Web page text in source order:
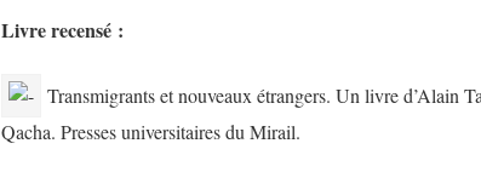
Livre recensé :
Transmigrants et nouveaux étrangers. Un livre d’Alain
Qacha. Presses universitaires du Mirail.